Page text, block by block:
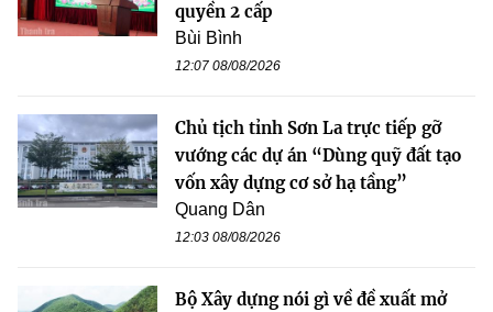
quyền 2 cấp
Bùi Bình
12:07 08/08/2026
Chủ tịch tỉnh Sơn La trực tiếp gỡ
vướng các dự án “Dùng quỹ đất tạo
vốn xây dựng cơ sở hạ tầng”
Quang Dân
12:03 08/08/2026
Bộ Xây dựng nói gì về đề xuất mở